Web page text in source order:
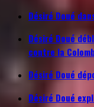
Désiré Doué
Désiré Doué
contre la
Désiré Doué
Désiré Doué